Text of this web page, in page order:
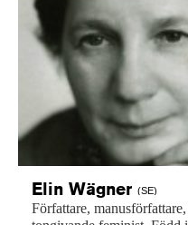
Elin Wägner (SE)
Författare, manusförfattare,